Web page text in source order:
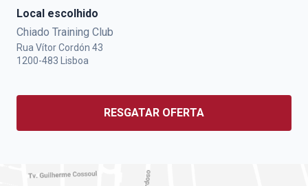
Local escolhido
Chiado Training Club
Rua Vítor Cordón 43
1200-483
Lisboa
RESGATAR OFERTA